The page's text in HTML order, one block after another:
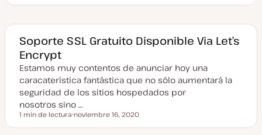
e
h
a
c
a
l
i
z
a
d
a
Soporte SSL Gratuito Disponible Via Let’s
Encrypt
Estamos muy contentos de anunciar hoy una
caracaterística fantástica que no sólo aumentará la
seguridad de los sitios hospedados por
nosotros sino …
Tiempo de lectura
1 min de lectura
e
noviembre 16, 2020